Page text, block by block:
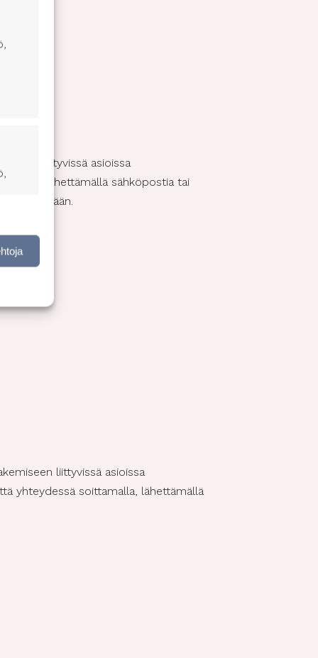
liittyvissä asioissa
lähettämällä sähköpostia tai
mihinkään.
liittyvissä asioissa
yhteydessä soittamalla, lähettämällä